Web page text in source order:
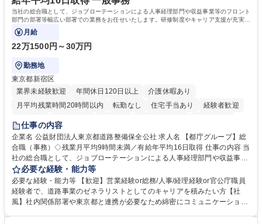
当社の総合職として、ジョブローテーションによる人事経理部門や収益事業等のフロント
部門の部署等幅広い部署での業務をお任せいたします。研修制度やキャリア支援が充実し
ております！ ※下記業務詳細
月給
22万1500円～30万円
勤務地
東京都新宿区
業界未経験歓迎
年間休日120日以上
介護休暇あり
月平均残業時間20時間以内
転勤なし 住宅手当あり
経験者歓迎
研修あり
退職金あり
駅近5分以内
資格取得手当あり 食事補助あり
仕事の内容
企業名 公益財団法人東京都道路整備保全公社 求人名 【都庁グループ】総
合職（事務）◇残業月平均9時間未満／有給年平均16日取得 仕事の内容 当
社の総合職として、ジョブローテーションによる人事経理部門や収益事業
等のフロント部門の部署等幅広い部署での業務をお任せいたします。研修
制度やキャリア支援が充実しております！ ※下記業務詳細 【業務詳細】■
管理部門：広報、人事、経理など当公社の運営に係る管理業務 ■収益部
門：駐車場の新規開拓、管理運営、新宿駅西口広場の「イベントコーナ
必要な経験・能力等
必要な経験・能力等 【歓迎】営業経験or総務/人事/経理経験or官公庁職員
経験者で、道路事業のゼネラリストとしてのキャリアを積みたい方【社
風】社内関係部署や東京都と連携が必要なため綿密にコミュニケーション